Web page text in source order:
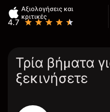
Αξιολογήσεις και
κριτικές
4.7
Τρία βήματα
ξεκινήσετε